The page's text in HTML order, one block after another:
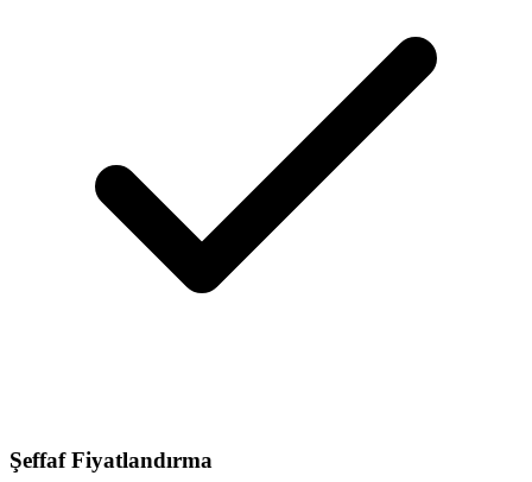
Şeffaf Fiyatlandırma